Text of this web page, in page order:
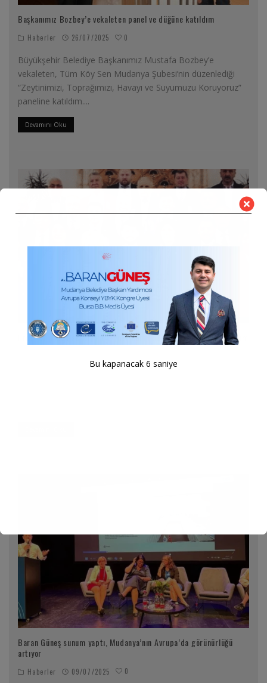
Başkanımız Bozbey’e vekaleten panel ve düğüne katıldım
Haberler 26/07/2025 0
Büyükşehir Belediye Başkanımız Mustafa Bozbey’e
vekaleten, Tüm Köy Sen Mudanya Şubesi’nin düzenlediği
“Zeytinimizi, Toprağımızı, Havayı ve Suyumuzu Koruyoruz”
paneline katıldım....
Devamını Oku
Prof. Dr. Lale Karabıyık’ı kaybetmenin derin üzüntüsünü yaşıyorum
Baran Güneş sunum yaptı, Mudanya’nın Avrupa’da görünürlüğü
artıyor
Haberler 09/07/2025 0
Bu kapanacak 4 saniye